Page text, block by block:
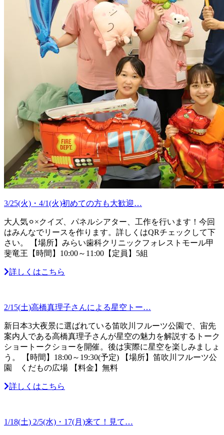
3/25(火)・4/1(火)初めての方も大歓迎…
大人気⚪︎×クイズ、パネルシアター、工作を行います！今回
はみんなでリースを作ります。詳しくはQRチェックして下
さい。 【場所】みらい歯科クリニックフォレストモール甲
斐竜王【時間】10:00～11:00【定員】5組
詳しくはこちら
2/15(土)高橋真理子さんによる星空トー…
新日本3大夜景に選ばれている笛吹川フルーツ公園で、宙先
案内人である高橋真理子さんが星空の魅力を解説するトーク
ショートークショーを開催。後は実際に星空を楽しみましょ
う。 【時間】18:00～19:30(予定) 【場所】笛吹川フルーツ公
園 くだもの広場 【料金】無料
詳しくはこちら
1/18(土) 2/5(水)・17(月)来て！見て…